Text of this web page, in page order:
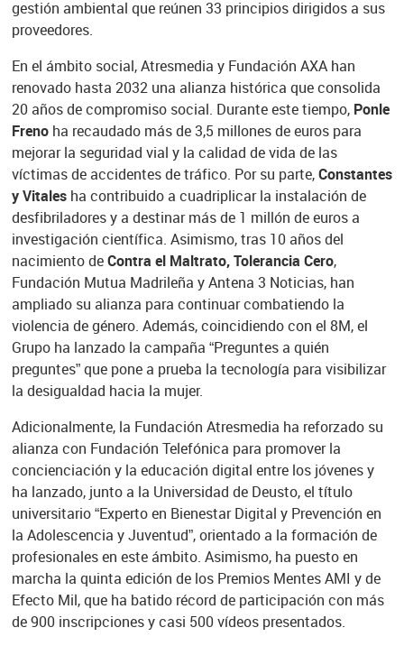
gestión ambiental que reúnen 33 principios dirigidos a sus
proveedores.
En el ámbito social, Atresmedia y Fundación AXA han
renovado hasta 2032 una alianza histórica que consolida
20 años de compromiso social. Durante este tiempo, Ponle
Frenoha recaudado más de 3,5 millones de euros para
mejorar la seguridad vial y la calidad de vida de las
víctimas de accidentes de tráfico. Por su parte,Constantes
y Vitales ha contribuido a cuadriplicar la instalación de
desfibriladores y a destinar más de 1 millón de euros a
investigación científica. Asimismo, tras 10 años del
nacimiento deContra el Maltrato, Tolerancia Cero,
Fundación Mutua Madrileña y Antena 3 Noticias, han
ampliado su alianza para continuar combatiendo la
violencia de género. Además, coincidiendo con el 8M, el
Grupo ha lanzado la campaña “Preguntes a quién
preguntes” que pone a prueba la tecnología para visibilizar
la desigualdad hacia la mujer.
Adicionalmente, la Fundación Atresmedia ha reforzado su
alianza con Fundación Telefónica para promover la
concienciación y la educación digital entre los jóvenes y
ha lanzado, junto a la Universidad de Deusto, el título
universitario “Experto en Bienestar Digital y Prevención en
la Adolescencia y Juventud”, orientado a la formación de
profesionales en este ámbito. Asimismo, ha puesto en
marcha la quinta edición de los Premios Mentes AMI y de
Efecto Mil, que ha batido récord de participación con más
de 900 inscripciones y casi 500 vídeos presentados.